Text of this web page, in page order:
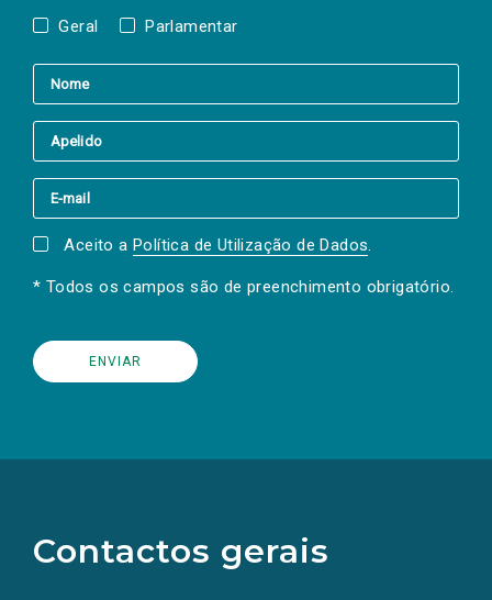
Geral Parlamentar
Aceito a Política de Utilização de Dados.
* Todos os campos são de preenchimento obrigatório.
Contactos gerais
redes
sociais